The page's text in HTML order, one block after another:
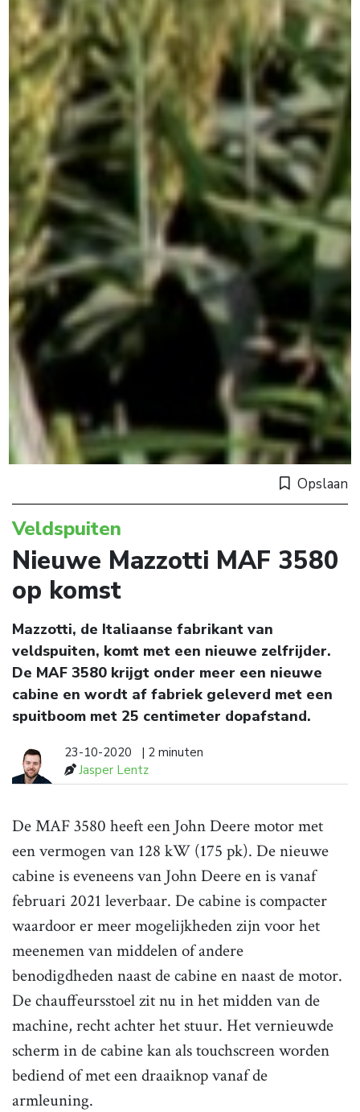
Opslaan
Veldspuiten
Nieuwe Mazzotti MAF 3580
op komst
Mazzotti, de Italiaanse fabrikant van
veldspuiten, komt met een nieuwe zelfrijder.
De MAF 3580 krijgt onder meer een nieuwe
cabine en wordt af fabriek geleverd met een
spuitboom met 25 centimeter dopafstand.
23-10-2020
| 2 minuten
Jasper Lentz
De MAF 3580 heeft een John Deere motor met
een vermogen van 128 kW (175 pk). De nieuwe
cabine is eveneens van John Deere en is vanaf
februari 2021 leverbaar. De cabine is compacter
waardoor er meer mogelijkheden zijn voor het
meenemen van middelen of andere
benodigdheden naast de cabine en naast de motor.
De chauffeursstoel zit nu in het midden van de
machine, recht achter het stuur. Het vernieuwde
scherm in de cabine kan als touchscreen worden
bediend of met een draaiknop vanaf de
armleuning.